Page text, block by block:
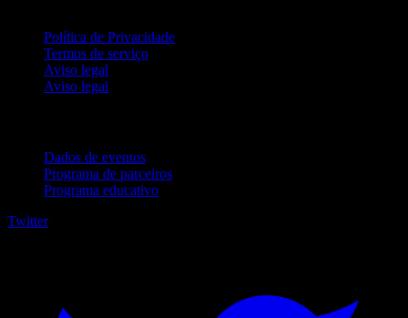
Política de Privacidade
Termos de serviço
Aviso legal
Aviso legal
Dados de eventos
Programa de parceiros
Programa educativo
Twitter